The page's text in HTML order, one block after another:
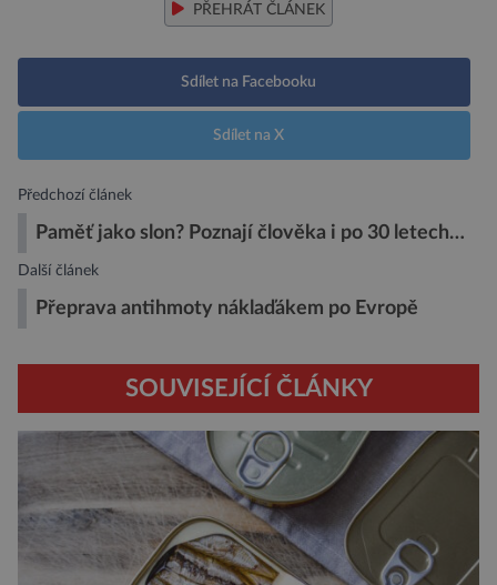
PŘEHRÁT ČLÁNEK
Sdílet na Facebooku
Sdílet na X
Předchozí článek
Paměť jako slon? Poznají člověka i po 30 letech…
Další článek
Přeprava antihmoty náklaďákem po Evropě
SOUVISEJÍCÍ ČLÁNKY